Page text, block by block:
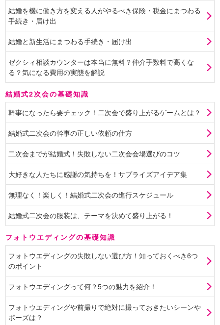
結婚を機に働き方を変える人がやるべき保険・税金にまつわる
手続き・届け出
結婚と新生活にまつわる手続き・届け出
ゼクシィ相談カウンターは本当に無料？仲介手数料で高くな
る？気になる費用の実態を解説
結婚式2次会の基礎知識
幹事になったら要チェック！二次会で盛り上がるゲームとは？
結婚式二次会の幹事の正しい依頼の仕方
二次会までが結婚式！失敗しない二次会会場選びのコツ
大好きな人たちに感謝の気持ちを！サプライズアイデア集
無理なく！楽しく！結婚式二次会の進行スケジュール
結婚式二次会の服装は、テーマを決めて盛り上がる！
フォトウエディングの基礎知識
フォトウエディングの失敗しない選び方！知っておくべき6つ
のポイント
フォトウエディングって何？5つの魅力を紹介！
フォトウエディングや前撮りで絶対に撮っておきたいシーンや
ポーズは？